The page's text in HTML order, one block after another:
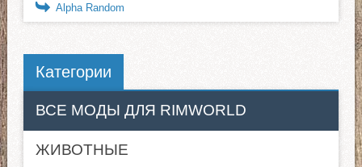
Alpha Random
Категории
ВСЕ МОДЫ ДЛЯ RIMWORLD
ЖИВОТНЫЕ